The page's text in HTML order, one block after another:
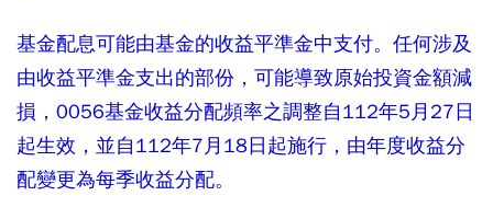
基金配息可能由基金的收益平準金中支付。任何涉及
由收益平準金支出的部份，可能導致原始投資金額減
損，0056基金收益分配頻率之調整自112年5月27日
起生效，並自112年7月18日起施行，由年度收益分
配變更為每季收益分配。